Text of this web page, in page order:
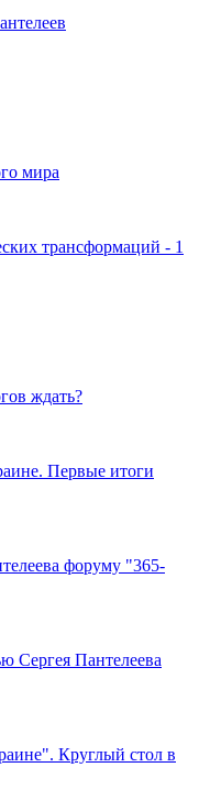
мира
трансформаций - 1
ждать?
Первые итоги
форуму "365-
Сергея Пантелеева
Круглый стол в